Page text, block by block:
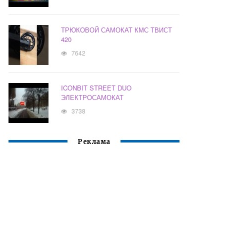
ТРЮКОВОЙ САМОКАТ КМС ТВИСТ
420
7642
ICONBIT STREET DUO
ЭЛЕКТРОСАМОКАТ
3738
Реклама